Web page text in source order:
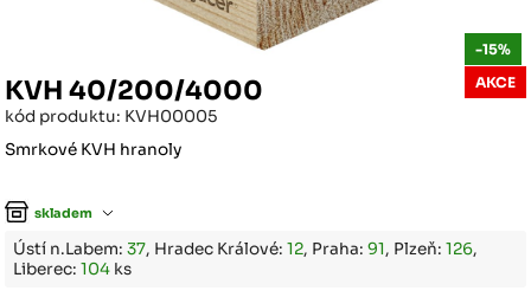
KVH 40/200/4000
kód produktu: KVH00005
Smrkové KVH hranoly
skladem
Ústí n.Labem:37, Hradec Králové:12, Praha:91, Plzeň:126,
Liberec:104 ks
-15%
AKCE